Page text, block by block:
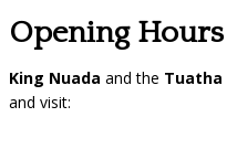
Opening Hours
King Nuada and the Tuatha
and visit: